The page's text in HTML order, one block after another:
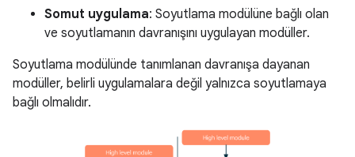
Somut uygulama: Soyutlama modülüne bağlı olan
ve soyutlamanın davranışını uygulayan modüller.
Soyutlama modülünde tanımlanan davranışa dayanan
modüller, belirli uygulamalara değil yalnızca soyutlamaya
bağlı olmalıdır.